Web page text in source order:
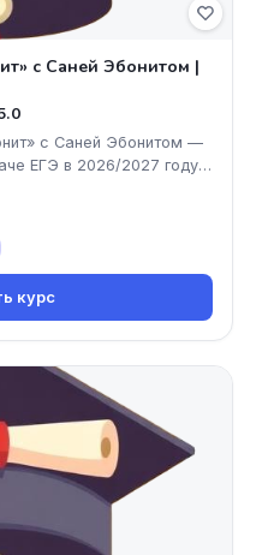
с Саней Эбонитом |
с Саней Эбонитом —
ЕГЭ в 2026/2027 году!
курс